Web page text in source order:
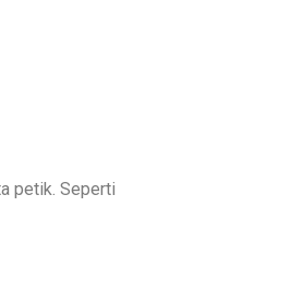
petik. Seperti